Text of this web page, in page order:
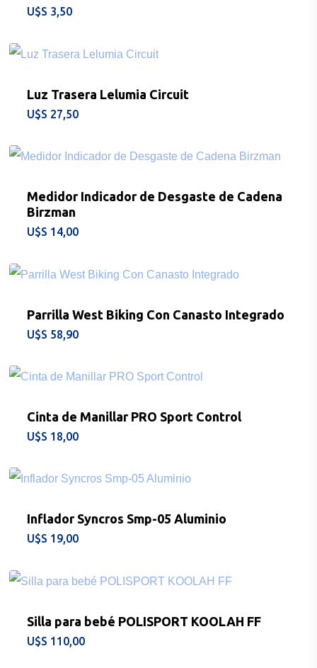
$ 3,50
Luz Trasera Lelumia Circuit
$ 27,50
Medidor Indicador de Desgaste de Cadena
Birzman
$ 14,00
Parrilla West Biking Con Canasto Integrado
$ 58,90
Cinta de Manillar PRO Sport Control
$ 18,00
Inflador Syncros Smp-05 Aluminio
$ 19,00
Silla para bebé POLISPORT KOOLAH FF
$ 110,00
FITNESS
JUGUETES